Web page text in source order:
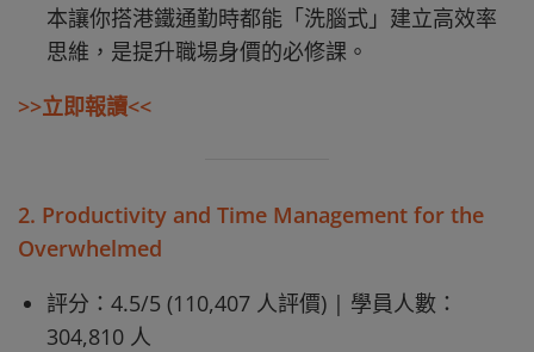
本讓你搭港鐵通勤時都能「洗腦式」建立高效率
思維，是提升職場身價的必修課。
>>立即報讀<<
2. Productivity and Time Management for the
Overwhelmed
評分：4.5/5 (110,407 人評價) | 學員人數：
304,810 人